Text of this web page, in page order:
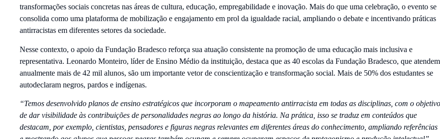
transformações sociais concretas nas áreas de cultura, educação, empregabilidade e inovação. Mais do que uma celebração, o evento se
consolida como uma plataforma de mobilização e engajamento em prol da igualdade racial, ampliando o debate e incentivando práticas
antirracistas em diferentes setores da sociedade.
Nesse contexto, o apoio da Fundação Bradesco reforça sua atuação consistente na promoção de uma educação mais inclusiva e
representativa. Leonardo Monteiro, líder de Ensino Médio da instituição, destaca que as 40 escolas da Fundação Bradesco, que atendem
anualmente mais de 42 mil alunos, são um importante vetor de conscientização e transformação social. Mais de 50% dos estudantes se
autodeclaram negros, pardos e indígenas.
“Temos desenvolvido planos de ensino estratégicos que incorporam o mapeamento antirracista em todas as disciplinas, com o objetivo
de dar visibilidade às contribuições de personalidades negras ao longo da história. Na prática, isso se traduz em conteúdos que
destacam, por exemplo, cientistas, pensadores e figuras negras relevantes em diferentes áreas do conhecimento, ampliando referências